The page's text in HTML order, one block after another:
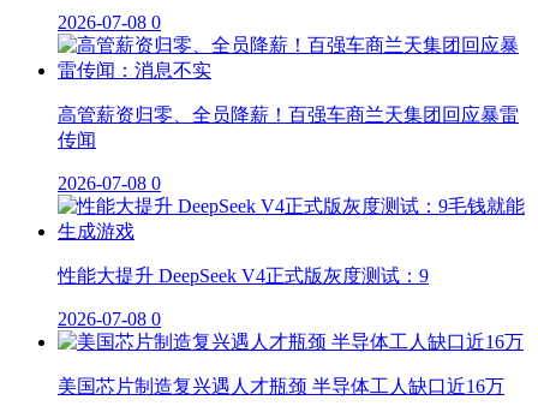
2026-07-08 0
高管薪资归零、全员降薪！百强车商兰天集团回应暴雷
传闻
2026-07-08 0
性能大提升 DeepSeek V4正式版灰度测试：9
2026-07-08 0
美国芯片制造复兴遇人才瓶颈 半导体工人缺口近16万